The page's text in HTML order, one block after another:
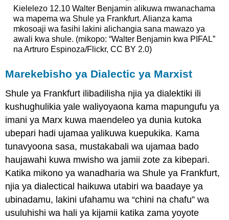
Kielelezo 12.10 Walter Benjamin alikuwa mwanachama
wa mapema wa Shule ya Frankfurt. Alianza kama
mkosoaji wa fasihi lakini alichangia sana mawazo ya
awali kwa shule. (mikopo: “Walter Benjamin kwa PIFAL”
na Artruro Espinoza/Flickr, CC BY 2.0)
Marekebisho ya Dialectic ya Marxist
Shule ya Frankfurt ilibadilisha njia ya dialektiki ili
kushughulikia yale waliyoyaona kama mapungufu ya
imani ya Marx kuwa maendeleo ya dunia kutoka
ubepari hadi ujamaa yalikuwa kuepukika. Kama
tunavyoona sasa, mustakabali wa ujamaa bado
haujawahi kuwa mwisho wa jamii zote za kibepari.
Katika mikono ya wanadharia wa Shule ya Frankfurt,
njia ya dialectical haikuwa utabiri wa baadaye ya
ubinadamu, lakini ufahamu wa “chini na chafu” wa
usuluhishi wa hali ya kijamii katika zama yoyote